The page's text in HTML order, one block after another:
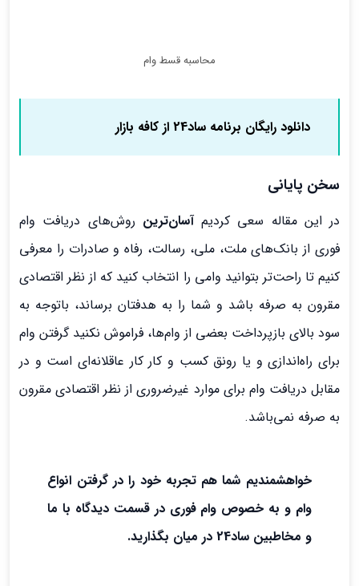
محاسبه قسط وام
دانلود رایگان برنامه ساد24 از کافه بازار
سخن پایانی
در این مقاله سعی کردیمآسان‌ترین روش‌های دریافت وام
فوری از بانک‌های ملت، ملی، رسالت، رفاه و صادرات را معرفی
کنیم تا راحت‌تر بتوانید وامی را انتخاب کنید که از نظر اقتصادی
مقرون به صرفه باشد و شما را به هدفتان برساند، باتوجه به
سود بالای بازپرداخت بعضی از وام‌ها، فراموش نکنید گرفتن وام
برای راه‌اندازی و یا رونق کسب و کار کار عاقلانه‌ای است و در
مقابل دریافت وام برای موارد غیرضروری از نظر اقتصادی مقرون
به صرفه نمی‌باشد.
خواهشمندیم شما هم تجربه خود را در گرفتن انواع
وام و به خصوص وام فوری در قسمت دیدگاه با ما
و مخاطبین ساد24 در میان بگذارید.